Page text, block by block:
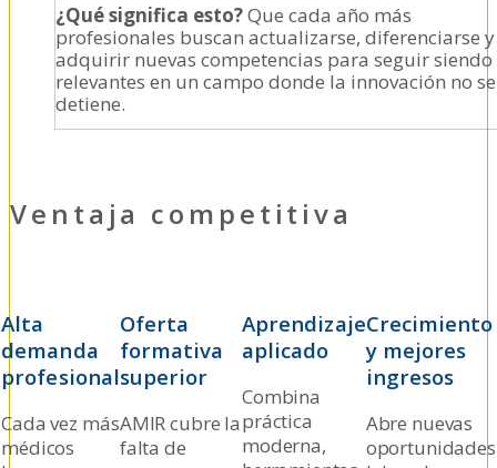
¿Qué significa esto?Que cada año más
profesionales buscan actualizarse, diferenciarse y
adquirir nuevas competencias para seguir siendo
relevantes en un campo donde la innovación no se
detiene.
Ventaja competitiva
Alta
demanda
profesional
Cada vez más
médicos
Oferta
formativa
superior
AMIR cubre la
falta de
Aprendizaje
aplicado
Combina
práctica
moderna,
Crecimiento
y mejores
ingresos
Abre nuevas
oportunidades